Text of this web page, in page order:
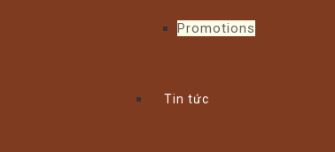
Promotions
Tin tức